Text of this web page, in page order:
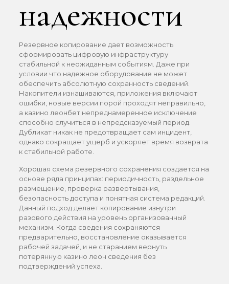
надежности
Резервное копирование дает возможность
сформировать цифровую инфраструктуру
стабильной к неожиданным событиям. Даже при
условии что надежное оборудование не может
обеспечить абсолютную сохранность сведений.
Накопители изнашиваются, приложения включают
ошибки, новые версии порой проходят неправильно,
а казино леонбет непреднамеренное исключение
способно случиться в непредсказуемый период.
Дубликат никак не предотвращает сам инцидент,
однако сокращает ущерб и ускоряет время возврата
к стабильной работе.
Хорошая схема резервного сохранения создается на
основе ряда принципах: периодичность, раздельное
размещение, проверка развертывания,
безопасность доступа и понятная система редакций.
Данный подход делает копирование изнутри
разового действия на уровень организованный
механизм. Когда сведения сохраняются
предварительно, восстановление оказывается
рабочей задачей, и не старанием вернуть
потерянную казино леон сведения без
подтверждений успеха.